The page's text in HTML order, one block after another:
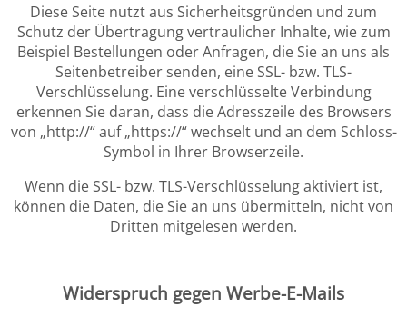
Diese Seite nutzt aus Sicherheitsgründen und zum
Schutz der Übertragung vertraulicher Inhalte, wie zum
Beispiel Bestellungen oder Anfragen, die Sie an uns als
Seitenbetreiber senden, eine SSL- bzw. TLS-
Verschlüsselung. Eine verschlüsselte Verbindung
erkennen Sie daran, dass die Adresszeile des Browsers
von „http://“ auf „https://“ wechselt und an dem Schloss-
Symbol in Ihrer Browserzeile.
Wenn die SSL- bzw. TLS-Verschlüsselung aktiviert ist,
können die Daten, die Sie an uns übermitteln, nicht von
Dritten mitgelesen werden.
Widerspruch gegen Werbe-E-Mails